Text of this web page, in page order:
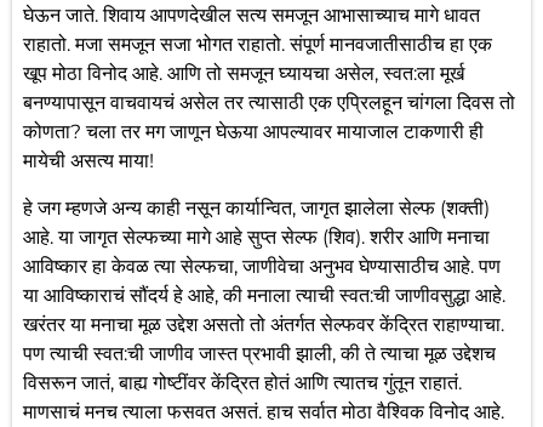
घेऊन जाते. शिवाय आपणदेखील सत्य समजून आभासाच्याच मागे धावत
राहातो. मजा समजून सजा भोगत राहातो. संपूर्ण मानवजातीसाठीच हा एक
खूप मोठा विनोद आहे. आणि तो समजून घ्यायचा असेल, स्वत:ला मूर्ख
बनण्यापासून वाचवायचं असेल तर त्यासाठी एक एप्रिलहून चांगला दिवस तो
कोणता? चला तर मग जाणून घेऊया आपल्यावर मायाजाल टाकणारी ही
मायेची असत्य माया!
हे जग म्हणजे अन्य काही नसून कार्यान्वित, जागृत झालेला सेल्फ (शक्ती)
आहे. या जागृत सेल्फच्या मागे आहे सुप्त सेल्फ (शिव). शरीर आणि मनाचा
आविष्कार हा केवळ त्या सेल्फचा, जाणीवेचा अनुभव घेण्यासाठीच आहे. पण
या आविष्काराचं सौंदर्य हे आहे, की मनाला त्याची स्वत:ची जाणीवसुद्धा आहे.
खरंतर या मनाचा मूळ उद्देश असतो तो अंतर्गत सेल्फवर केंद्रित राहाण्याचा.
पण त्याची स्वत:ची जाणीव जास्त प्रभावी झाली, की ते त्याचा मूळ उद्देशच
विसरून जातं, बाह्य गोष्टींवर केंद्रित होतं आणि त्यातच गुंतून राहातं.
माणसाचं मनच त्याला फसवत असतं. हाच सर्वात मोठा वैश्विक विनोद आहे.